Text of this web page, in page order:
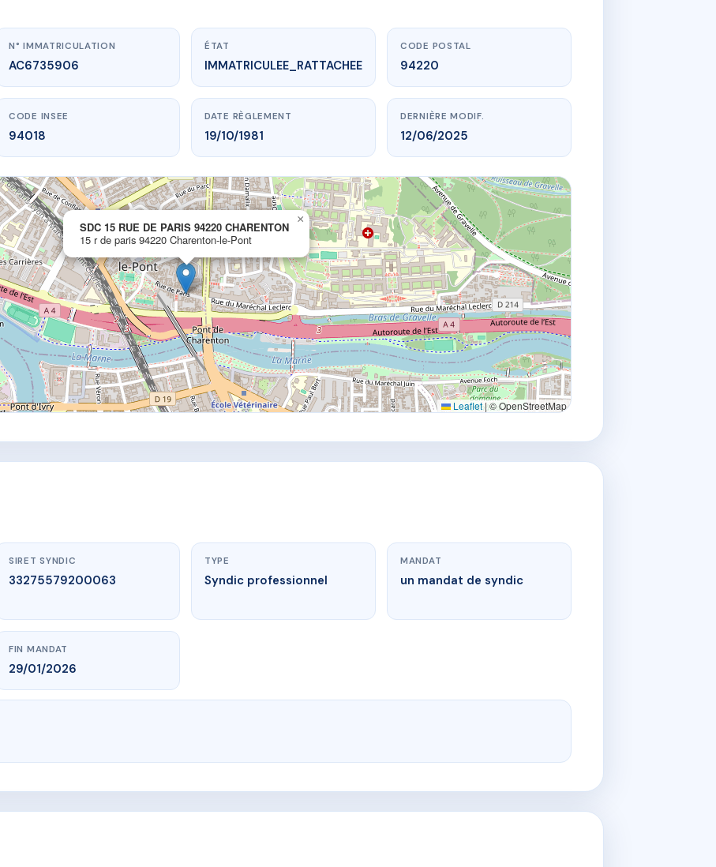
AC6735906
DE PARIS 94220 CHARENTON
94220 Charenton-le-Pont
N° IMMATRICULATION
AC6735906
ÉTAT
IMMATRICULEE_RATTACHEE
CODE POSTAL
94220
CODE INSEE
94018
DATE RÈGLEMENT
19/10/1981
DERNIÈRE MODIF.
12/06/2025
SDC 15 RUE DE PARIS 94220 CHARENTON
15 r de paris 94220 Charenton-le-Pont
×
Leaflet |© OpenStreetMap
SIRET SYNDIC
33275579200063
TYPE
Syndic professionnel
MANDAT
un mandat de syndic
FIN MANDAT
29/01/2026